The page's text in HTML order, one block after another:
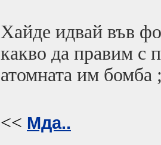
Хайде идвай във
какво да правим с
атомната им бомба
<< Мда..